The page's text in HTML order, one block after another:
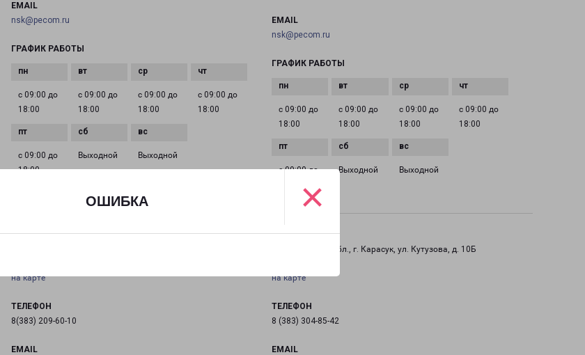
ОШИБКА ×
EMAIL
nsk@pecom.ru
ГРАФИК РАБОТЫ
с 09:00 до
18:00
с 09:00 до
18:00
с 09:00 до
18:00
с 09:00 до
18:00
с 09:00 до
18:00
Выходной Выходной
EMAIL
nsk@pecom.ru
ГРАФИК РАБОТЫ
с 09:00 до
18:00
с 09:00 до
18:00
с 09:00 до
18:00
с 09:00 до
18:00
с 09:00 до
Выходной Выходной
НОВОСИБИРСК КИРОВСКИЙ
на карте
ТЕЛЕФОН
8(383) 209-60-10
EMAIL
КАРАСУК
Новосибиркая обл., г. Карасук, ул. Кутузова, д. 10Б
на карте
ТЕЛЕФОН
8 (383) 304-85-42
EMAIL